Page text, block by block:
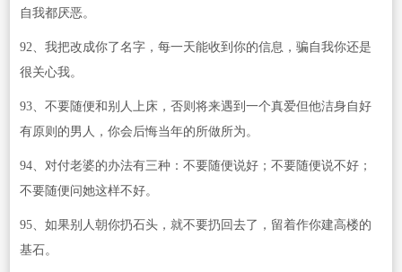
自我都厌恶。
92、我把改成你了名字，每一天能收到你的信息，骗自我你还是
很关心我。
93、不要随便和别人上床，否则将来遇到一个真爱但他洁身自好
有原则的男人，你会后悔当年的所做所为。
94、对付老婆的办法有三种：不要随便说好；不要随便说不好；
不要随便问她这样不好。
95、如果别人朝你扔石头，就不要扔回去了，留着作你建高楼的
基石。